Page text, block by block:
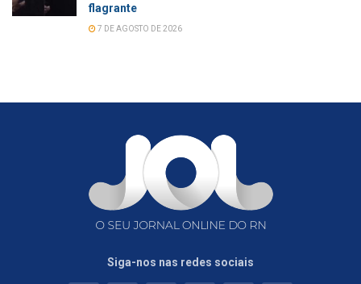
flagrante
7 DE AGOSTO DE 2026
Siga-nos nas redes sociais